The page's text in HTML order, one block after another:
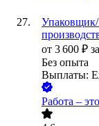
от 3 600 ₽
Без опыта
Выплаты:
Работа –